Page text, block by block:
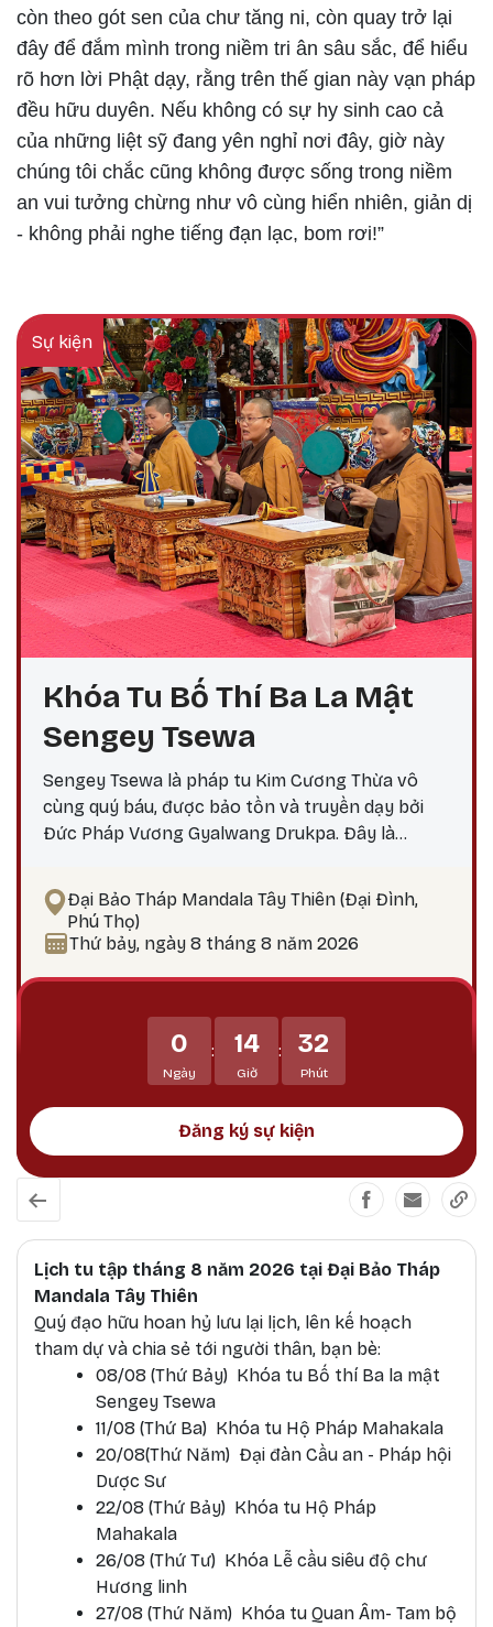
còn theo gót sen của chư tăng ni, còn quay trở lại
đây để đắm mình trong niềm tri ân sâu sắc, để hiểu
rõ hơn lời Phật dạy, rằng trên thế gian này vạn pháp
đều hữu duyên. Nếu không có sự hy sinh cao cả
của những liệt sỹ đang yên nghỉ nơi đây, giờ này
chúng tôi chắc cũng không được sống trong niềm
an vui tưởng chừng như vô cùng hiển nhiên, giản dị
- không phải nghe tiếng đạn lạc, bom rơi!”
Sự kiện
Khóa Tu Bố Thí Ba La Mật
Sengey Tsewa
Sengey Tsewa là pháp tu Kim Cương Thừa vô
cùng quý báu, được bảo tồn và truyền dạy bởi
Đức Pháp Vương Gyalwang Drukpa. Đây là
phiền não bám chấp khổ đau Tích lũy công đức,
hướng tới giác ngộ Tại sao nên thực hành vào
ngày 25? Theo lịch Kim Cương Thừa, ngày 25 là
Phật Bản Tôn Mẫu Tính.
Đại Bảo Tháp Mandala Tây Thiên (Đại Đình,
Phú Thọ)
Thứ bảy, ngày 8 tháng 8 năm 2026
0
Ngày
: 14
Giờ
: 32
Phút
Đăng ký sự kiện
Lịch tu tập tháng 8 năm 2026 tại Đại Bảo Tháp
Mandala Tây Thiên
Quý đạo hữu hoan hỷ lưu lại lịch, lên kế hoạch
tham dự và chia sẻ tới người thân, bạn bè:
08/08 (Thứ Bảy) Khóa tu Bố thí Ba la mật
Sengey Tsewa
11/08 (Thứ Ba) Khóa tu Hộ Pháp Mahakala
20/08(Thứ Năm) Đại đàn Cầu an - Pháp hội
Dược Sư
22/08 (Thứ Bảy) Khóa tu Hộ Pháp
Mahakala
26/08 (Thứ Tư) Khóa Lễ cầu siêu độ chư
Hương linh
27/08 (Thứ Năm) Khóa tu Quan Âm- Tam bộ